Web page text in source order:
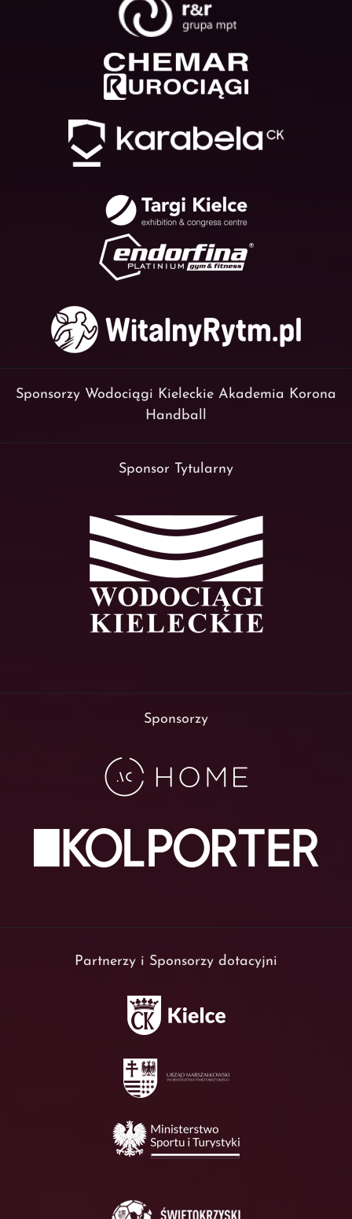
Sponsorzy Wodociągi Kieleckie Akademia Korona
Handball
Sponsor Tytularny
Sponsorzy
Partnerzy i Sponsorzy dotacyjni